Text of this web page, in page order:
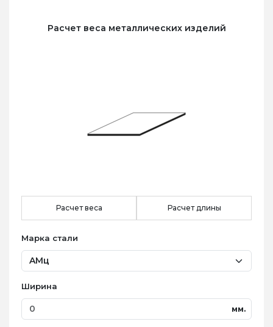
Расчет веса металлических изделий
Расчет веса Расчет длины
Марка стали
Ширина
мм.